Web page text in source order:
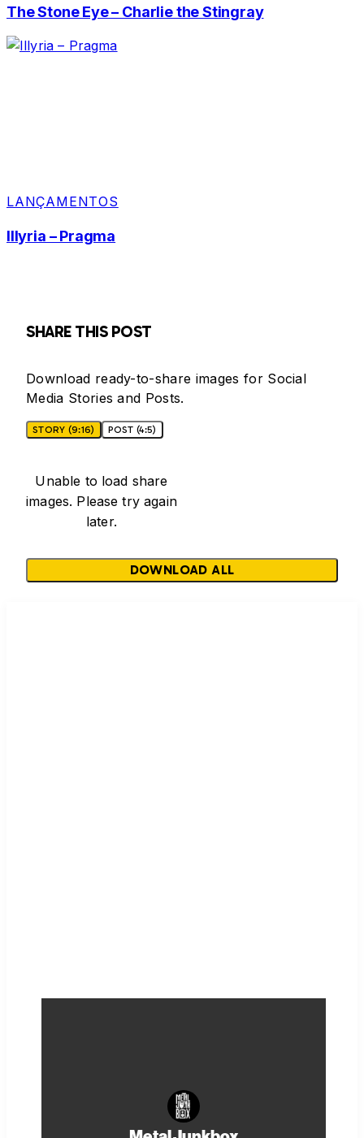
The Stone Eye – Charlie the Stingray
LANÇAMENTOS
Illyria – Pragma
SHARE THIS POST
Download ready-to-share images for Social
Media Stories and Posts.
STORY (9:16) POST (4:5)
Unable to load share
images. Please try again
later.
DOWNLOAD ALL